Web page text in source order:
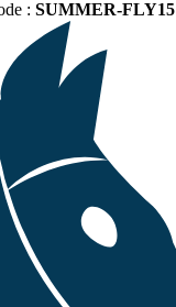
: SUMMER-FLY15